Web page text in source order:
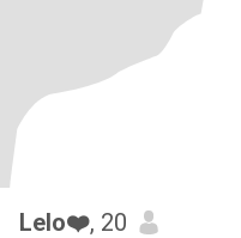
Lelo❤️, 20